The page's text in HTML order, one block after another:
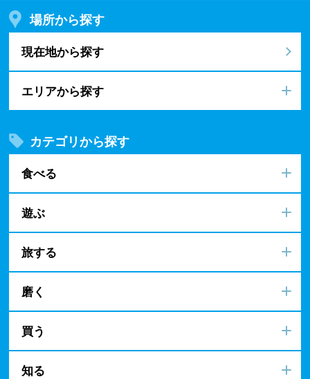
場所から探す
現在地から探す
エリアから探す
カテゴリから探す
食べる
遊ぶ
旅する
磨く
買う
知る